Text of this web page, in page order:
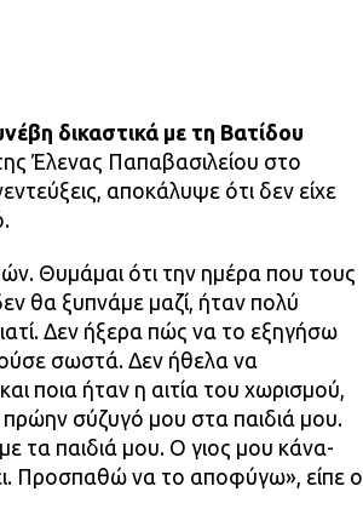
δικαστικά με τη Βατίδου
Έλενας Παπαβασιλείου στο
αποκάλυψε ότι δεν είχε
Θυμάμαι ότι την ημέρα που τους
θα ξυπνάμε μαζί, ήταν πολύ
Δεν ήξερα πώς να το εξηγήσω
σωστά. Δεν ήθελα να
ποια ήταν η αιτία του χωρισμού,
πρώην σύζυγό μου στα παιδιά μου.
τα παιδιά μου. Ο γιος μου κάνα-
Προσπαθώ να το αποφύγω», είπε ο